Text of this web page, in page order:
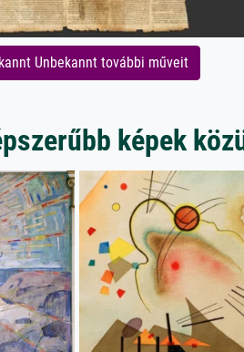
Unbekannt további műveit
képek